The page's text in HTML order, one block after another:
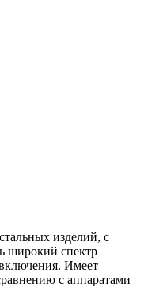
изделий, с
широкий спектр
Имеет
с аппаратами